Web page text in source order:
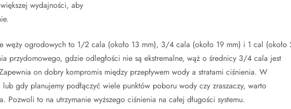
wydajności, aby
węży ogrodowych to 1/2 cala (około 13 mm), 3/4 cala (około 19 mm) i 1 cal (około
przydomowego, gdzie odległości nie są ekstremalne, wąż o średnicy 3/4 cala jest
on dobry kompromis między przepływem wody a stratami ciśnienia. W
lub gdy planujemy podłączyć wiele punktów poboru wody czy zraszaczy, warto
Pozwoli to na utrzymanie wyższego ciśnienia na całej długości systemu.